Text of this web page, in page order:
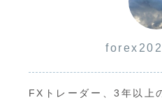
FXトレーダー、3年以上